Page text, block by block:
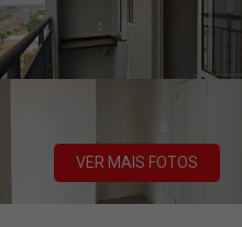
VER MAIS FOTOS